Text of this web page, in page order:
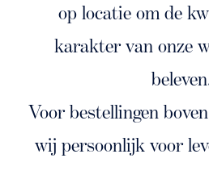
op locatie om de
karakter van onze
Voor bestellingen
wij persoonlijk voor